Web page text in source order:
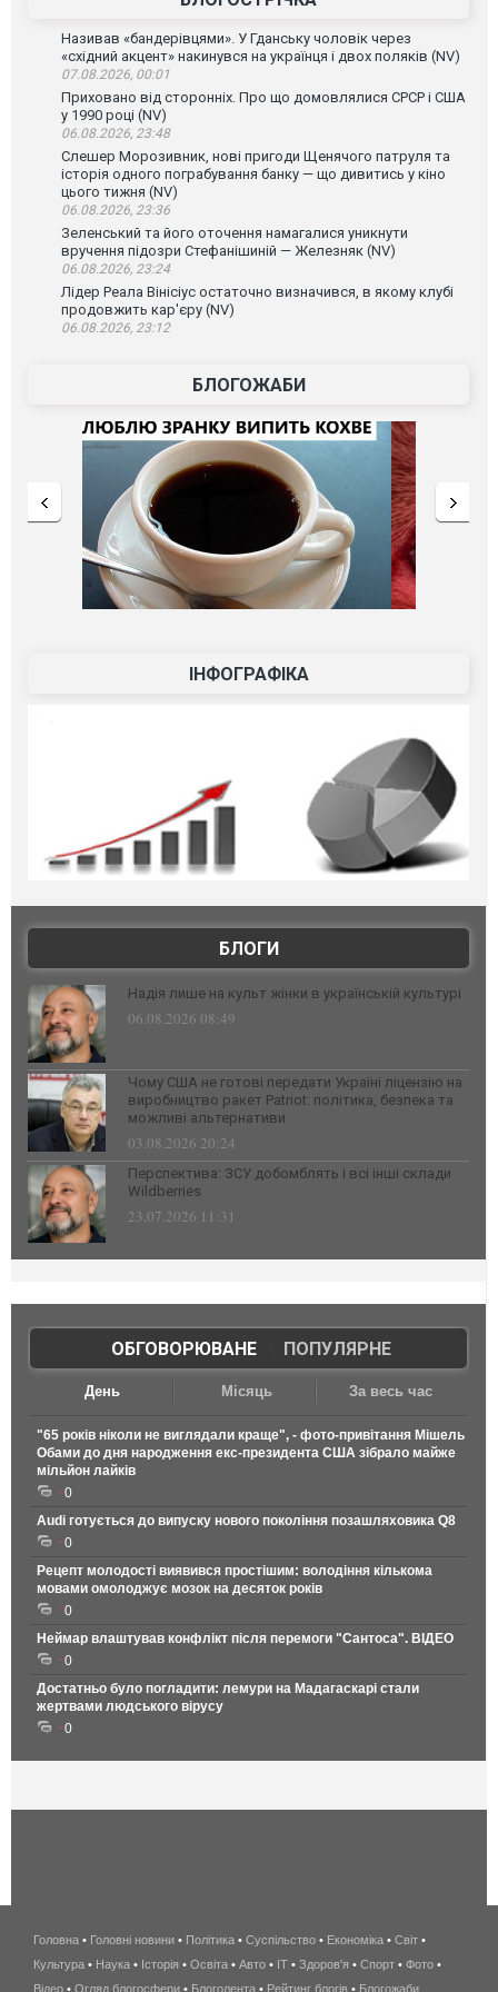
Називав «бандерівцями». У Гданську чоловік через
«східний акцент» накинувся на українця і двох поляків (NV)
07.08.2026, 00:01
Приховано від сторонніх. Про що домовлялися СРСР і США
у 1990 році (NV)
06.08.2026, 23:48
Слешер Морозивник, нові пригоди Щенячого патруля та
історія одного пограбування банку — що дивитись у кіно
цього тижня (NV)
06.08.2026, 23:36
Зеленський та його оточення намагалися уникнути
вручення підозри Стефанішиній — Железняк (NV)
06.08.2026, 23:24
Лідер Реала Вінісіус остаточно визначився, в якому клубі
продовжить кар'єру (NV)
06.08.2026, 23:12
БЛОГОЖАБИ
ІНФОГРАФІКА
БЛОГИ
Надія лише на культ жінки в українській культурі
06.08.2026 08:49
Чому США не готові передати Україні ліцензію на
виробництво ракет Patriot: політика, безпека та
можливі альтернативи
03.08.2026 20:24
Перспектива: ЗСУ добомблять і всі інші склади
Wildberries
23.07.2026 11:31
ОБГОВОРЮВАНЕ| ПОПУЛЯРНЕ
День Місяць За весь час
"65 років ніколи не виглядали краще", - фото-привітання Мішель
Обами до дня народження екс-президента США зібрало майже
мільйон лайків
0
Audi готується до випуску нового покоління позашляховика Q8
0
Рецепт молодості виявився простішим: володіння кількома
мовами омолоджує мозок на десяток років
0
Неймар влаштував конфлікт після перемоги "Сантоса". ВІДЕО
0
Достатньо було погладити: лемури на Мадагаскарі стали
жертвами людського вірусу
0
беспроводной
интернет
киев
Головна • Головні новини • Політика • Суспільство • Економіка • Світ •
Культура • Наука • Історія • Освіта • Авто • IT • Здоров'я • Спорт • Фото •
Відео • Огляд блогосфери • Блоголента • Рейтинг блогів • Блогожаби